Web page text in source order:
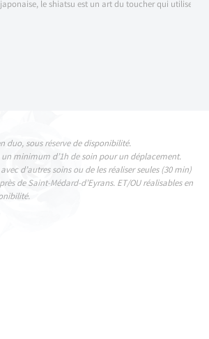
le shiatsu est un art du toucher qui utilise
duo, sous réserve de disponibilité.
minimum d’1h de soin pour un déplacement.
d’autres soins ou de les réaliser seules (30 min)
de Saint-Médard-d’Eyrans. ET/OU réalisables en